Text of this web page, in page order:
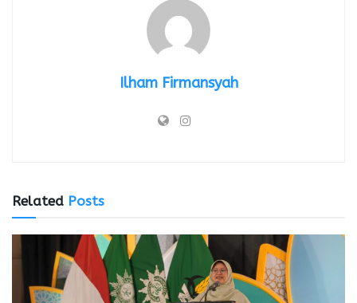
Ilham Firmansyah
Related Posts